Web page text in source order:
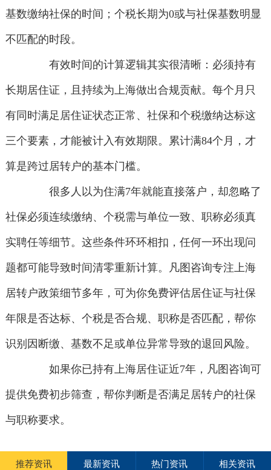
基数缴纳社保的时间；个税长期为0或与社保基数明显
不匹配的时段。
有效时间的计算逻辑其实很清晰：必须持有
长期居住证，且持续为上海做出合规贡献。每个月只
有同时满足居住证状态正常、社保和个税缴纳达标这
三个要素，才能被计入有效期限。累计满84个月，才
算是跨过居转户的基本门槛。
很多人以为住满7年就能直接落户，却忽略了
社保必须连续缴纳、个税需与单位一致、职称必须真
实聘任等细节。这些条件环环相扣，任何一环出现问
题都可能导致时间清零重新计算。凡图咨询专注上海
居转户政策细节多年，可为你免费评估居住证与社保
年限是否达标、个税是否合规、职称是否匹配，帮你
识别因断缴、基数不足或单位异常导致的退回风险。
如果你已持有上海居住证近7年，凡图咨询可
提供免费初步筛查，帮你判断是否满足居转户的社保
与职称要求。
推荐资讯 最新资讯 热门资讯 相关资讯